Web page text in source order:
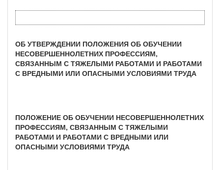
ОБ УТВЕРЖДЕНИИ ПОЛОЖЕНИЯ ОБ ОБУЧЕНИИ
НЕСОВЕРШЕННОЛЕТНИХ ПРОФЕССИЯМ,
СВЯЗАННЫМ С ТЯЖЕЛЫМИ РАБОТАМИ И РАБОТАМИ
С ВРЕДНЫМИ ИЛИ ОПАСНЫМИ УСЛОВИЯМИ ТРУДА
ПОЛОЖЕНИЕ ОБ ОБУЧЕНИИ НЕСОВЕРШЕННОЛЕТНИХ
ПРОФЕССИЯМ, СВЯЗАННЫМ С ТЯЖЕЛЫМИ
РАБОТАМИ И РАБОТАМИ С ВРЕДНЫМИ ИЛИ
ОПАСНЫМИ УСЛОВИЯМИ ТРУДА